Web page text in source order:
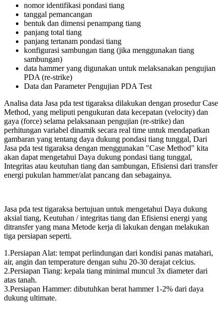
nomor identifikasi pondasi tiang
tanggal pemancangan
bentuk dan dimensi penampang tiang
panjang total tiang
panjang tertanam pondasi tiang
konfigurasi sambungan tiang (jika menggunakan tiang
sambungan)
data hammer yang digunakan untuk melaksanakan pengujian
PDA (re-strike)
Data dan Parameter Pengujian PDA Test
Analisa data Jasa pda test tigaraksa dilakukan dengan prosedur Case
Method, yang meliputi pengukuran data kecepatan (velocity) dan
gaya (force) selama pelaksanaan pengujian (re-strike) dan
perhitungan variabel dinamik secara real time untuk mendapatkan
gambaran yang tentang daya dukung pondasi tiang tunggal, Dari
Jasa pda test tigaraksa dengan menggunakan "Case Method" kita
akan dapat mengetahui Daya dukung pondasi tiang tunggal,
Integritas atau keutuhan tiang dan sambungan, Efisiensi dari transfer
energi pukulan hammer/alat pancang dan sebagainya.
Jasa pda test tigaraksa bertujuan untuk mengetahui Daya dukung
aksial tiang, Keutuhan / integritas tiang dan Efisiensi energi yang
ditransfer yang mana Metode kerja di lakukan dengan melakukan
tiga persiapan seperti.
1.Persiapan Alat: tempat perlindungan dari kondisi panas matahari,
air, angin dan temperature dengan suhu 20-30 derajat celcius.
2.Persiapan Tiang: kepala tiang minimal muncul 3x diameter dari
atas tanah.
3.Persiapan Hammer: dibutuhkan berat hammer 1-2% dari daya
dukung ultimate.